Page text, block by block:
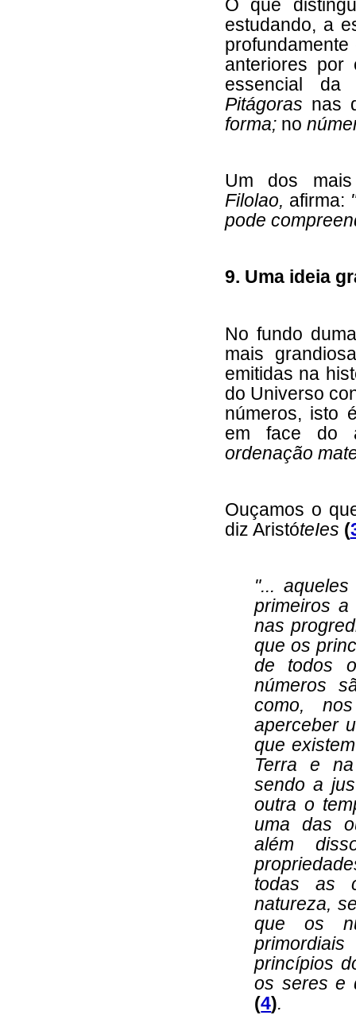
O que
estudando, a
anteriores por
essencial da
Pitágoras nas
forma; no
Um dos mais
Filolao, afirma:
pode
9. Uma ideia
No fundo
mais
emitidas na
do Universo
números, isto
em face do
ordenação
Ouçamos o
diz AristóteIes (
"...
primeirosa
nas
que os
de todos
números
como,
aperceber
que
Terra e
sendo a
outra o
uma das
além
todas as
natureza,
que os
princípios
os seres e
(4).